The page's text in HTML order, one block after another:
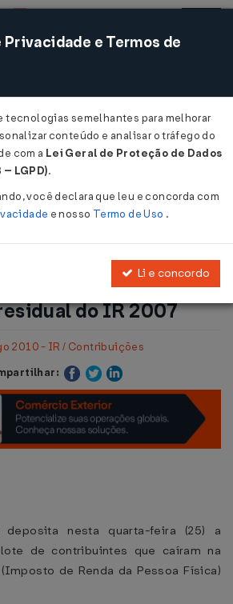
Acessar
Voltar
nesta quarta consulta
do IR 2007
2010 - IR / Contribuições
deposita nesta quarta-feira (25) a
de contribuintes que caíram na
de Renda da Pessoa Física)
e Termos de
tecnologias semelhantes para melhorar
conteúdo e analisar o tráfego do
com a Lei Geral de Proteção de Dados
LGPD).
você declara que leu e concorda com
e nosso Termo de Uso .
Li e concordo